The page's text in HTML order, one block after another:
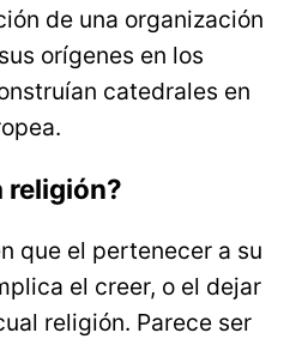
de una organización
orígenes en los
catedrales en
religión?
que el pertenecer a su
el creer, o el dejar
religión. Parece ser